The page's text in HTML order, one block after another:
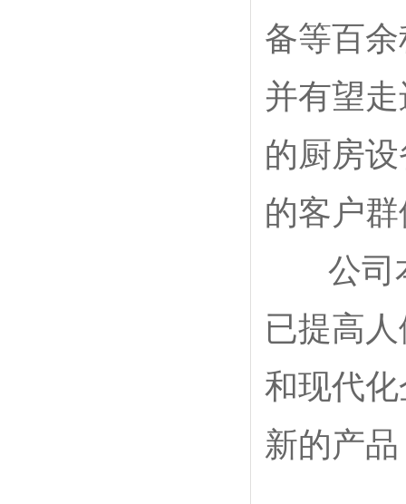
备等百
并有望
的厨房
的客户
公司本
已提高
和现代
新的产